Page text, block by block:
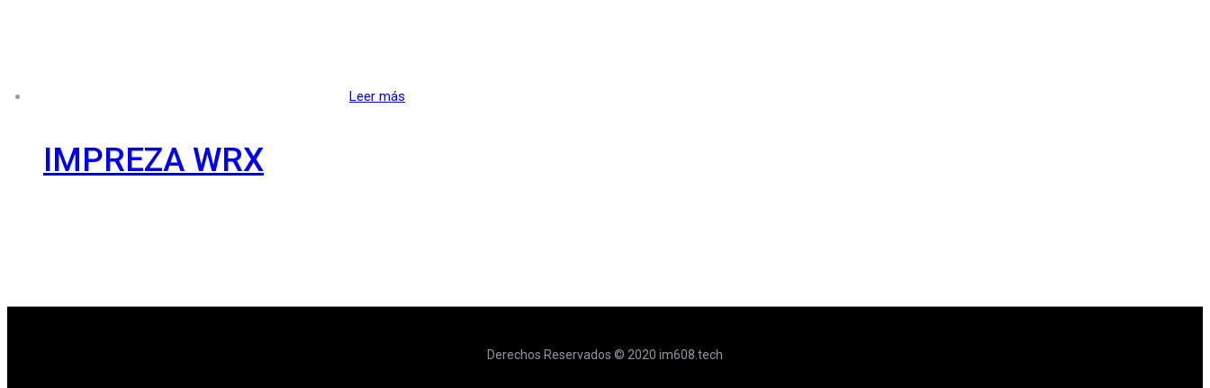
Leer más
IMPREZA WRX
Derechos Reservados © 2020 im608.tech